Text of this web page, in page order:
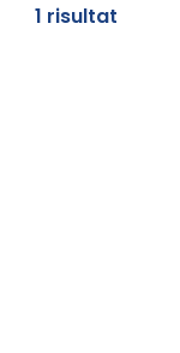
1 risultat